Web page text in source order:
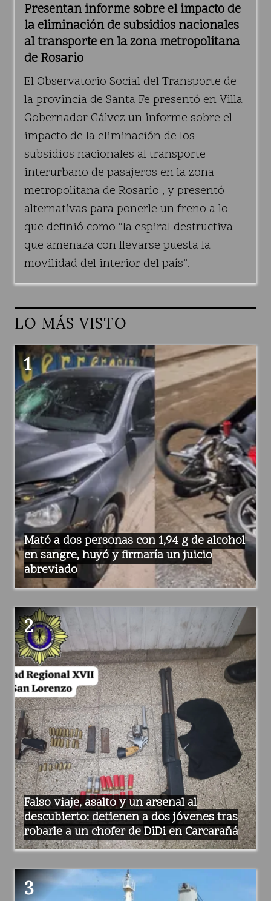
Presentan informe sobre el impacto de
la eliminación de subsidios nacionales
al transporte en la zona metropolitana
de Rosario
El Observatorio Social del Transporte de
la provincia de Santa Fe presentó en Villa
Gobernador Gálvez un informe sobre el
impacto de la eliminación de los
subsidios nacionales al transporte
interurbano de pasajeros en la zona
metropolitana de Rosario , y presentó
alternativas para ponerle un freno a lo
que definió como “la espiral destructiva
que amenaza con llevarse puesta la
movilidad del interior del país”.
LO MÁS VISTO
Mató a dos personas con 1,94 g de alcohol
en sangre, huyó y firmaría un juicio
abreviado
Falso viaje, asalto y un arsenal al
descubierto: detienen a dos jóvenes tras
robarle a un chofer de DiDi en Carcarañá